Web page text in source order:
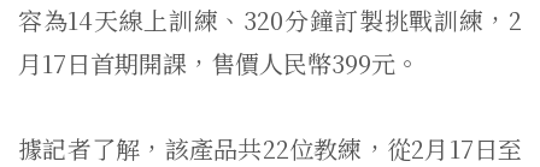
容為14天線上訓練、320分鐘訂製挑戰訓練，2
月17日首期開課，售價人民幣399元。
據記者了解，該產品共22位教練，從2月17日至